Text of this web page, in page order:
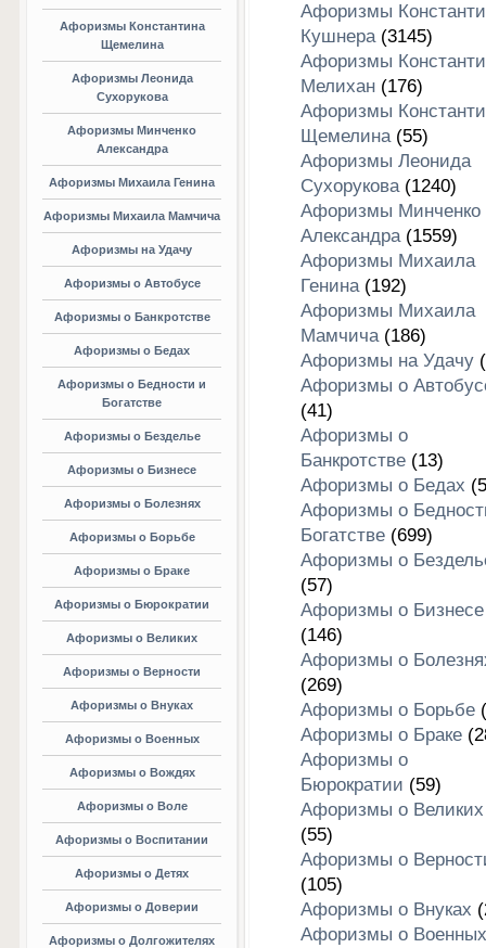
Афоризмы Константина
Щемелина
Афоризмы Леонида
Сухорукова
Афоризмы Минченко
Александра
Афоризмы Михаила Генина
Афоризмы Михаила Мамчича
Афоризмы на Удачу
Афоризмы о Автобусе
Афоризмы о Банкротстве
Афоризмы о Бедах
Афоризмы о Бедности и
Богатстве
Афоризмы о Безделье
Афоризмы о Бизнесе
Афоризмы о Болезнях
Афоризмы о Борьбе
Афоризмы о Браке
Афоризмы о Бюрократии
Афоризмы о Великих
Афоризмы о Верности
Афоризмы о Внуках
Афоризмы о Военных
Афоризмы о Вождях
Афоризмы о Воле
Афоризмы о Воспитании
Афоризмы о Детях
Афоризмы о Доверии
Афоризмы о Долгожителях
Афоризмы
Кушнера(3145)
Афоризмы
Мелихан(176)
Афоризмы
Щемелина(55)
Афоризмы Леонида
Сухорукова(1240)
Афоризмы Минченко
Александра(1559)
Афоризмы Михаила
Генина(192)
Афоризмы Михаила
Мамчича(186)
Афоризмы на Удачу
Афоризмы о
(41)
Афоризмы о
Банкротстве(13)
Афоризмы о Бедах
Афоризмы о
Богатстве(699)
Афоризмы о
(57)
Афоризмы о Бизнесе
(146)
Афоризмы о
(269)
Афоризмы о Борьбе
Афоризмы о Браке
Афоризмы о
Бюрократии (59)
Афоризмы о Великих
(55)
Афоризмы о
(105)
Афоризмы о Внуках
Афоризмы о Военных